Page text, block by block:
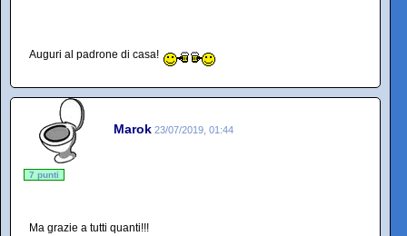
Auguri al padrone di casa!
Marok 23/07/2019, 01:44
7 punti
Ma grazie a tutti quanti!!!